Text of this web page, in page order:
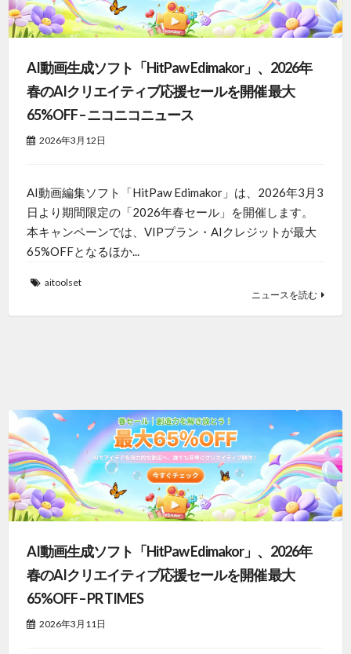
AI動画生成ソフト「HitPaw Edimakor」、2026年
春のAIクリエイティブ応援セールを開催 最大
65%OFF – ニコニコニュース
2026年3月12日
AI動画編集ソフト「HitPaw Edimakor」は、2026年3月3
日より期間限定の「2026年春セール」を開催します。
本キャンペーンでは、VIPプラン・AIクレジットが最大
65%OFFとなるほか...
aitoolset
ニュースを読む
AI動画生成ソフト「HitPaw Edimakor」、2026年
春のAIクリエイティブ応援セールを開催 最大
65%OFF – PR TIMES
2026年3月11日